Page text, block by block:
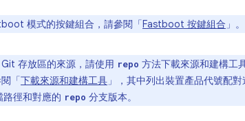
模式的按鍵組合，請參閱「Fastboot 按鍵組合 」。
存放區的來源，請使用 repo 方法下載來源和建構工
「下載來源和建構工具 」，其中列出裝置產品代號配
路徑和對應的 repo 分支版本。